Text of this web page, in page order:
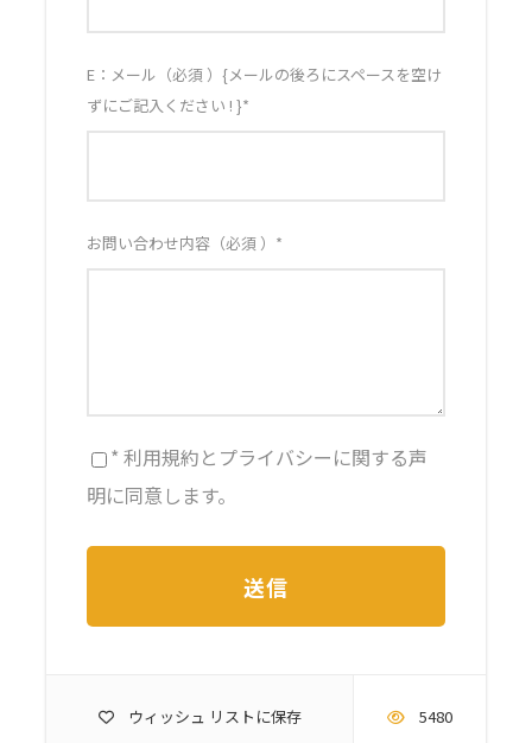
E：メール（必須 ）{メールの後ろにスペースを空け
ずにご記入ください ! }*
お問い合わせ内容（必須 ） *
* 利用規約とプライバシーに関する声
明に同意します。
ウィッシュ リストに保存 5480